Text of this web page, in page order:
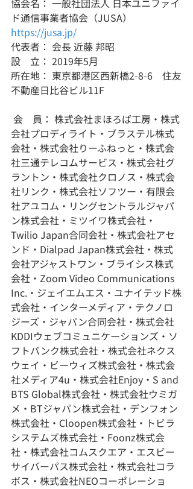
協会名： 一般社団法人 日本ユニファイ
ド通信事業者協会（JUSA）
https://jusa.jp/
代表者： 会長 近藤 邦昭
設　立： 2019年5月
所在地： 東京都港区西新橋2-8-6　住友
不動産日比谷ビル11F
会　員： 株式会社まほろば工房・株式
会社プロディライト・ブラステル株式
会社・株式会社りーふねっと・株式会
社三通テレコムサービス・株式会社グ
ラントン・株式会社クロノス・株式会
社リンク・株式会社ソフツー・有限会
社アユコム・リングセントラルジャパ
ン株式会社・ミツイワ株式会社・
Twilio Japan合同会社・株式会社アセ
ンド・Dialpad Japan株式会社・株式
会社アジャストワン・ブライシス株式
会社・Zoom Video Communications
Inc.・ジェイエムエス・ユナイテッド株
式会社・インターメディア・テクノロ
ジーズ・ジャパン合同会社・株式会社
KDDIウェブコミュニケーションズ・ソ
フトバンク株式会社・株式会社ネクス
ウェイ・ビーウィズ株式会社・株式会
社メディア4u・株式会社Enjoy・S and
BTS Global株式会社・株式会社ウミガ
メ・BTジャパン株式会社・デンフォン
株式会社・Cloopen株式会社・トビラ
システムズ株式会社・Foonz株式会
社・株式会社コムスクエア・エスビー
サイバーパス株式会社・株式会社コラ
ボス・株式会社NEOコーポレーショ